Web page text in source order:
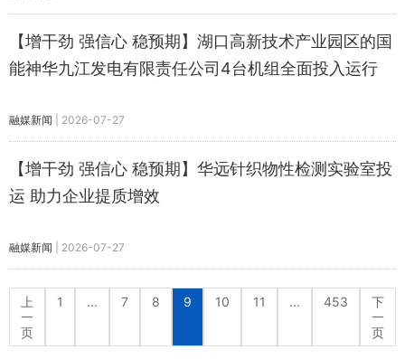
【增干劲 强信心 稳预期】湖口高新技术产业园区的国
能神华九江发电有限责任公司4台机组全面投入运行
融媒新闻 2026-07-27
【增干劲 强信心 稳预期】华远针织物性检测实验室投
运 助力企业提质增效
融媒新闻 2026-07-27
上
一
页
1 ... 7 8 9 10 11 ... 453
下
一
页